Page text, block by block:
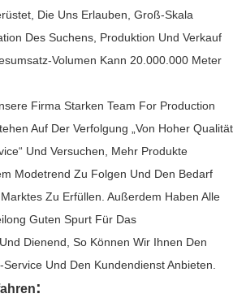
Die Uns Erlauben, Groß-Skala
Des Suchens, Produktion Und Verkauf
Volumen Kann 20.000.000 Meter
Firma Starken Team For Production
Auf Der Verfolgung „von Hoher Qualität
Und Versuchen, Mehr Produkte
Modetrend Zu Folgen Und Den Bedarf
Zu Erfüllen. Außerdem Haben Alle
Guten Spurt Für Das
Dienend, So Können Wir Ihnen Den
Und Den Kundendienst Anbieten.
: